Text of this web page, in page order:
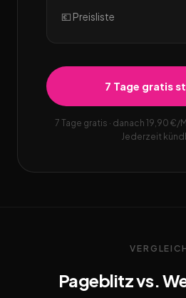
💶 Preisliste
7 Tage gratis
7 Tage gratis · danach 19,90 €/
Jederzeit
Pageblitz vs.